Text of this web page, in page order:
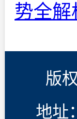
势全解
版
地址